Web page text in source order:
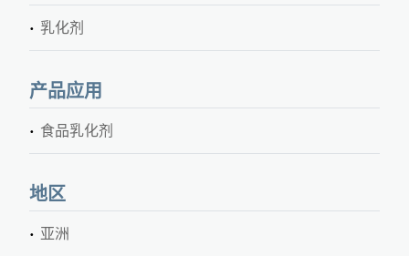
乳化剂
产品应用
食品乳化剂
地区
亚洲